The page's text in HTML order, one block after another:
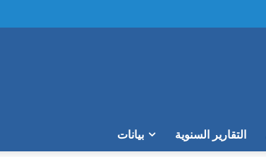
التقارير السنوية بيانات